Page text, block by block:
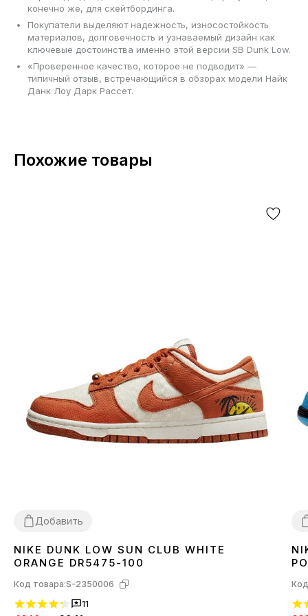
конечно же, для скейтбординга.
Покупатели выделяют надежность, износостойкость
материалов, долговечность и узнаваемый дизайн как
ключевые достоинства именно этой версии SB Dunk Low.
«Проверенное качество, которое не подводит» —
типичный отзыв, встречающийся в обзорах модели Найк
Данк Лоу Дарк Рассет.
Похожие товары
Добавить
3638 404142
NIKE DUNK LOW SUN CLUB WHITE
ORANGE DR5475-100
Код товара:S-2350006
11